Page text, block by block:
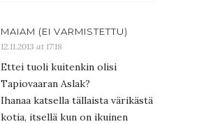
MAIAM (EI VARMISTETTU)
12.11.2013 at 17:18
Ettei tuoli kuitenkin olisi
Tapiovaaran Aslak?
Ihanaa katsella tällaista värikästä
kotia, itsellä kun on ikuinen